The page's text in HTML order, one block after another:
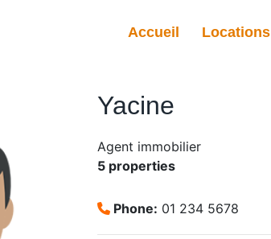
Accueil Locations
Yacine
Agent immobilier
5 properties
Phone: 01 234 5678